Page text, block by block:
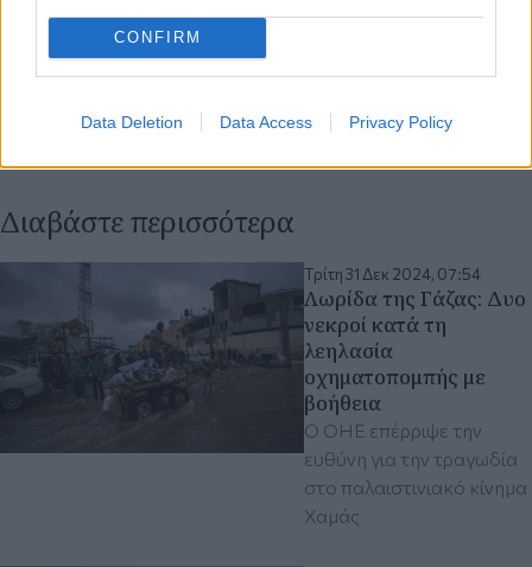
CONFIRM
Data Deletion Data Access Privacy Policy
Διαβάστε περισσότερα
Τρίτη 31 Δεκ 2024, 07:54
Λωρίδα της Γάζας: Δυο
νεκροί κατά τη
λεηλασία
οχηματοπομπής με
βοήθεια
Ο ΟΗΕ επέρριψε την
ευθύνη για την τραγωδία
στο παλαιστινιακό κίνημα
Χαμάς